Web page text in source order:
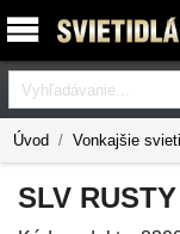
Vyhľadávanie
Úvod Vonkajšie
SLV